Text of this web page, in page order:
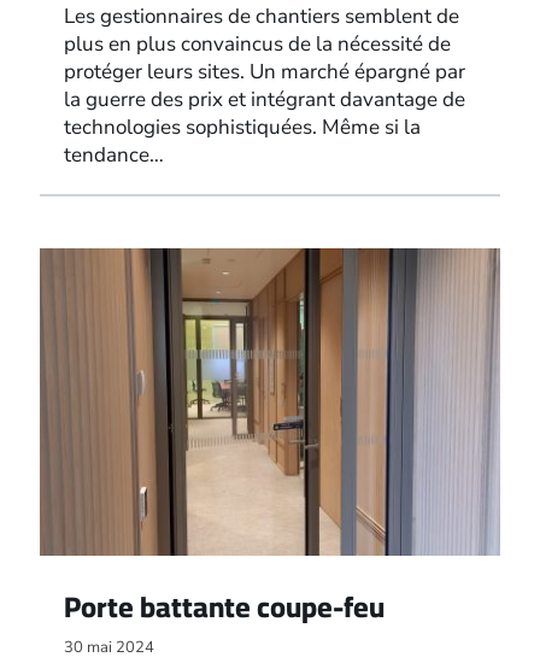
Les gestionnaires de chantiers semblent de
plus en plus convaincus de la nécessité de
protéger leurs sites. Un marché épargné par
la guerre des prix et intégrant davantage de
technologies sophistiquées. Même si la
tendance…
Porte battante coupe-feu
30 mai 2024